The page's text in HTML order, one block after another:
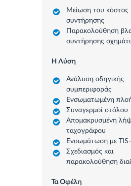
Μείωση του κόστος
συντήρησης
Παρακολούθηση
συντήρησης
Η Λύση
Ανάλυση οδηγικής
συμπεριφοράς
Ενσωματωμένη
Συναγερμοί στόλου
Απομακρυσμένη
ταχογράφου
Ενσωμάτωση με
Σχεδιασμός και
παρακολούθηση
Τα Οφέλη